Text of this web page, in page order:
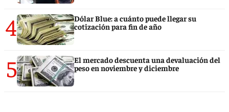
4
Dólar Blue: a cuánto puede llegar su
cotización para fin de año
5
El mercado descuenta una devaluación del
peso en noviembre y diciembre